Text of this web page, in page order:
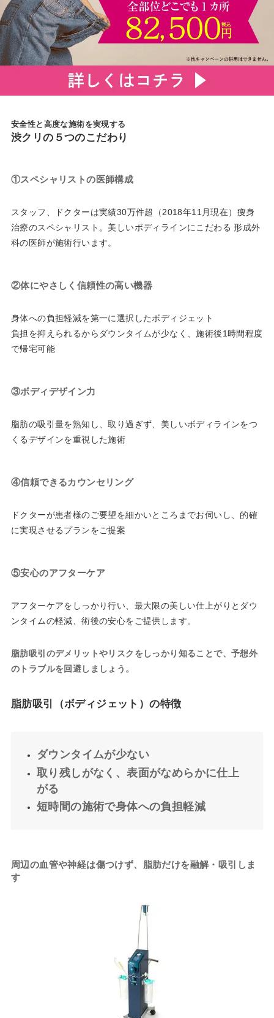
安全性と高度な施術を実現する
渋クリの５つのこだわり
①スペシャリストの医師構成
スタッフ、ドクターは実績30万件超（2018年11月現在）痩身
治療のスペシャリスト。美しいボディラインにこだわる 形成外
科の医師が施術行います。
②体にやさしく信頼性の高い機器
身体への負担軽減を第一に選択したボディジェット
負担を抑えられるからダウンタイムが少なく、施術後1時間程度
で帰宅可能
③ボディデザイン力
脂肪の吸引量を熟知し、取り過ぎず、美しいボディラインをつ
くるデザインを重視した施術
④信頼できるカウンセリング
ドクターが患者様のご要望を細かいところまでお伺いし、的確
に実現させるプランをご提案
⑤安心のアフターケア
アフターケアをしっかり行い、最大限の美しい仕上がりとダウ
ンタイムの軽減、術後の安心をご提供します。
脂肪吸引のデメリットやリスクをしっかり知ることで、予想外
のトラブルを回避しましょう。
脂肪吸引（ボディジェット）の特徴
ダウンタイムが少ない
取り残しがなく、表面がなめらかに仕上
がる
短時間の施術で身体への負担軽減
周辺の血管や神経は傷つけず、脂肪だけを融解・吸引しま
す